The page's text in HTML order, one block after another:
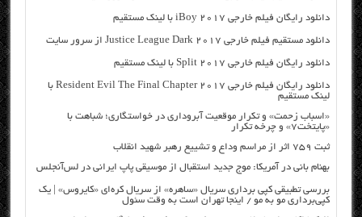
دانلود رایگان فیلم خارجی iBoy 2017 با لینک مستقیم
دانلود مستقیم فیلم خارجی Justice League Dark 2017 از سرور سایت
دانلود رایگان فیلم خارجی Split 2017 با لینک مستقیم
دانلود رایگان فیلم خارجی Resident Evil The Final Chapter 2017 با
لینک مستقیم
«اسباب زحمت» و تکرار موقعیت آبروداری در خواستگاری؛ شباهت با
«پایتخت۷» و چرخه تکرار
ثبت ۷۵۹ اثر از مراسم وداع و تشییع رهبر شهید انقلاب
بهنام بانی در آمریکا: موج جدید استقبال از موسیقی پاپ ایرانی در لس‌آنجلس
بررسی تطبیقی کپی برداری سریال «ساهره» از سریال کره‌ای «کایروس» | یک
کپی‌برداری مو به مو / اینجا تهران است به وقت سئول